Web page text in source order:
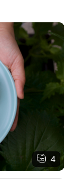
4